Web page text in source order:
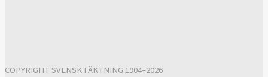
COPYRIGHT SVENSK FÄKTNING 1904–2026